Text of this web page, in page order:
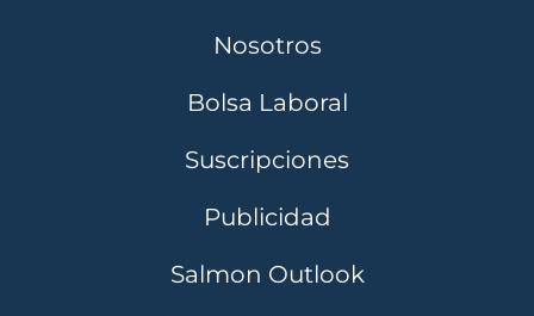
Nosotros
Bolsa Laboral
Suscripciones
Publicidad
Salmon Outlook